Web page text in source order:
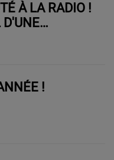
À LA RADIO !
D'UNE
!